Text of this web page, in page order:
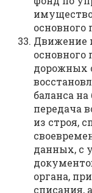
основного
Движение
основного
дорожных
баланса
передача
из строя,
данных, с
органа,
списания,